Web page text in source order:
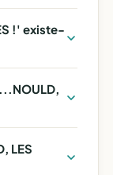
!' existe-
LES